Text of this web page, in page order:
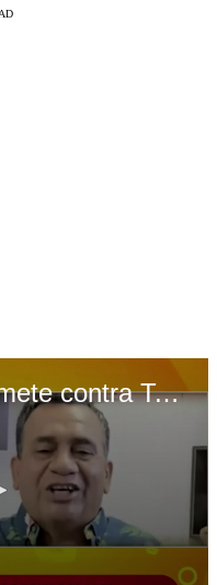
Yolanda Medina arremete contra Tony Rosado